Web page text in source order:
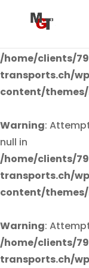
Warning:
/home/clients/
transports.ch/
content/
Warning:
null in
/home/clients/
transports.ch/
content/
Warning:
/home/clients/
transports.ch/